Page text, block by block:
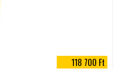
118 700 Ft